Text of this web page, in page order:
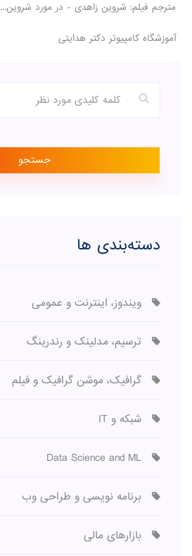
مترجم فیلم: شروین زاهدی - در مورد شروین...
آموزشگاه کامپیوتر دکتر هدایتی
جستجو
دسته‌بندی ها
ویندوز، اینترنت و عمومی
ترسیم، مدلینک و رندرینگ
گرافیک، موشن گرافیک و فیلم
شبکه و IT
برنامه نویسی و طراحی وب
بازارهای مالی